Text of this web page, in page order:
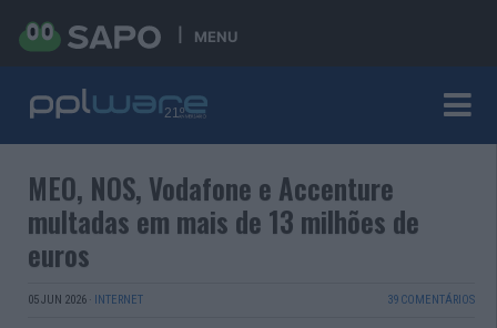
MENU
MEO, NOS, Vodafone e Accenture
multadas em mais de 13 milhões de
euros
05 JUN 2026 · INTERNET 39 COMENTÁRIOS